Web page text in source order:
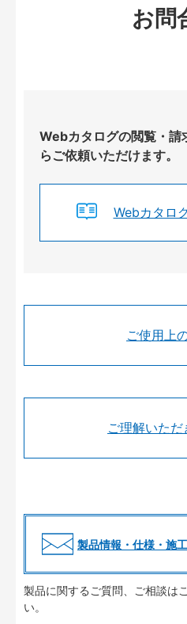
お問
Webカタログの閲覧・請
らご依頼いただけます。
Webカタロ
ご使用上
ご理解いただ
製品情報・仕様・施
製品に関するご質問、ご相談は
い。